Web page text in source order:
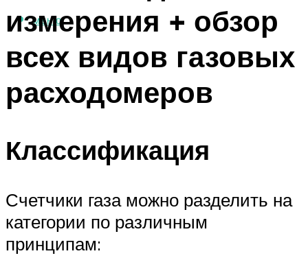
МЕНЮ
измерения + обзор
всех видов газовых
расходомеров
Классификация
Счетчики газа можно разделить на
категории по различным
принципам: